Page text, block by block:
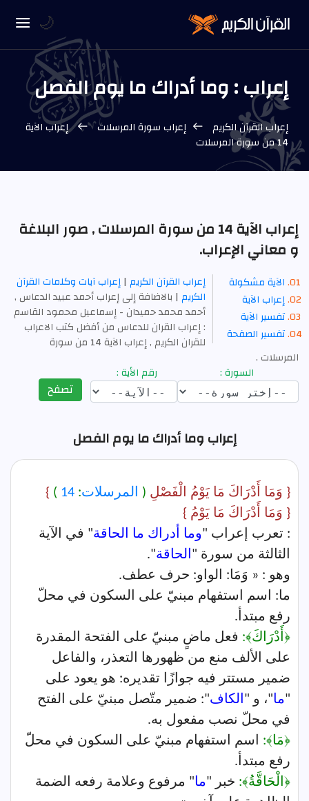
إعراب : وما أدراك ما يوم الفصل
إعراب القرآن الكريم إعراب سورة المرسلات
إعراب الآية
14 من سورة المرسلات
إعراب الآية 14 من سورة المرسلات , صور البلاغة
و معاني الإعراب.
الآية مشكولة
إعراب الآية
تفسير الآية
تفسير الصفحة
إعراب القرآن الكريم |إعراب آيات وكلمات القرآن
الكريم | بالاضافة إلى إعراب أحمد عبيد الدعاس ,
أحمد محمد حمیدان - إسماعیل محمود القاسم
: إعراب القران للدعاس من أفضل كتب الاعراب
للقران الكريم , إعراب الآية 14 من سورة
المرسلات .
السورة :
رقم الأية :
تصفح
إعراب وما أدراك ما يوم الفصل
{ وَمَا أَدْرَاكَ مَا يَوْمُ الْفَصْلِ ( المرسلات:
14
)
}
{ وَمَا أَدْرَاكَ مَا يَوْمُ }
: تعرب إعراب "وما أدراك ما الحاقة" في الآية
الثالثة من سورة "الحاقة".
وهو : « وَمَا: الواو: حرف عطف.
ما: اسم استفهام مبنيّ على السكون في محلّ
رفع مبتدأ.
﴿أَدْرَاكَ﴾: فعل ماضٍ مبنيّ على الفتحة المقدرة
على الألف منع من ظهورها التعذر، والفاعل
ضمير مستتر فيه جوازًا تقديره: هو يعود على
"ما"، و "الكاف": ضمير متّصل مبنيّ على الفتح
في محلّ نصب مفعول به.
﴿مَا﴾: اسم استفهام مبنيّ على السكون في محلّ
رفع مبتدأ.
﴿الْحَاقَّةُ﴾: خبر "ما" مرفوع وعلامة رفعه الضمة
🌙